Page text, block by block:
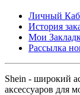
Личный
История
Мои
Рассылка
Shein - широкий
аксессуаров для